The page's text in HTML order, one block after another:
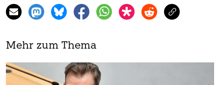
Mehr zum Thema